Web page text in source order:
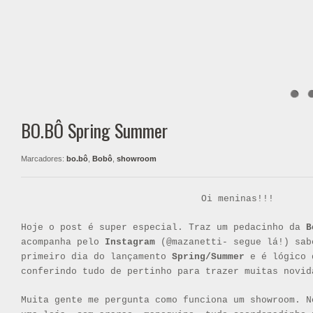
BO.BÔ Spring Summer
Marcadores: bo.bô Bobô showroom
Oi meninas!!!
Hoje o post é super especial. Traz um pedacinho da
acompanha pelo Instagram (@mazanetti- segue lá!)
primeiro dia do lançamento Spring/Summer e é lógico
conferindo tudo de pertinho para trazer muitas
Muita gente me pergunta como funciona um showroom.